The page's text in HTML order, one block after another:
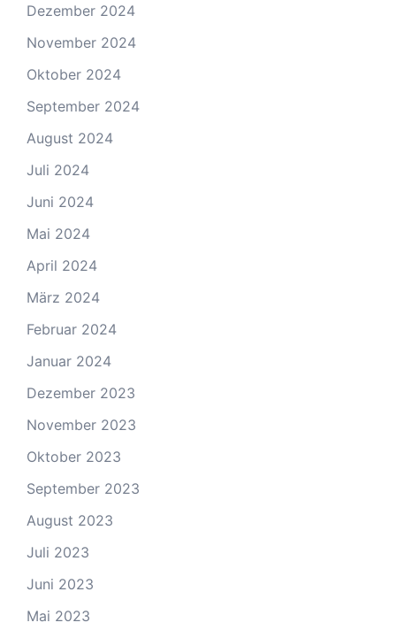
Dezember 2024
November 2024
Oktober 2024
September 2024
August 2024
Juli 2024
Juni 2024
Mai 2024
April 2024
März 2024
Februar 2024
Januar 2024
Dezember 2023
November 2023
Oktober 2023
September 2023
August 2023
Juli 2023
Juni 2023
Mai 2023